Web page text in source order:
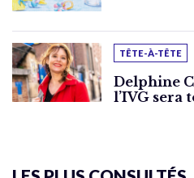
TÊTE-À-TÊTE
Delphine
l’IVG sera